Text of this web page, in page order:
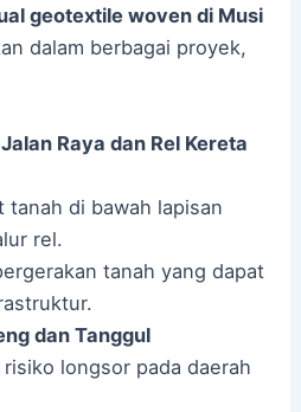
geotextile woven di Musi
dalam berbagai proyek,
Raya dan Rel Kereta
tanah di bawah lapisan
rel.
tanah yang dapat
dan Tanggul
longsor pada daerah